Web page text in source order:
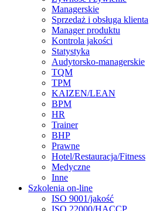
Managerskie
Sprzedaż i obsługa klienta
Manager produktu
Kontrola jakości
Statystyka
Audytorsko-managerskie
TQM
TPM
KAIZEN/LEAN
BPM
HR
Trainer
BHP
Prawne
Hotel/Restauracja/Fitness
Medyczne
Inne
Szkolenia on-line
ISO 9001/jakość
ISO 22000/HACCP